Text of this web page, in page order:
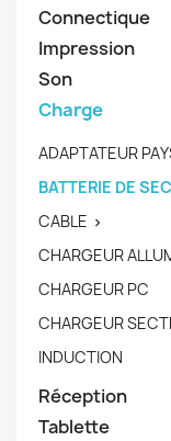
Connectique
Impression
Son
Charge
ADAPTATEUR
BATTERIE DE
CABLE 
CHARGEUR
CHARGEUR PC
CHARGEUR
INDUCTION
Réception
Tablette